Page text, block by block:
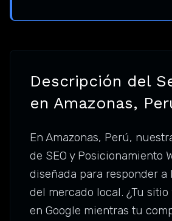
Descripción del
en Amazonas,
En Amazonas, Perú,
de SEO y Posicionamiento
diseñada para responder a
del mercado local. ¿Tu
en Google mientras tu